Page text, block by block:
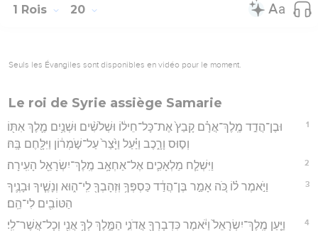
1 Rois 20
Seuls les Évangiles sont disponibles en vidéo pour le moment.
Le roi de Syrie assiège Samarie
1
וּבֶן־הֲדַ֣ד מֶֽלֶךְ־אֲרָ֗ם קָבַץ֙ אֶת־כָּל־חֵיל֔וֹ וּשְׁלֹשִׁ֨ים וּשְׁנַ֥יִם מֶ֛לֶךְ אִתּ֖וֹ
וְס֣וּס וָרָ֑כֶב וַיַּ֗עַל וַיָּ֙צַר֙ עַל־שֹׁ֣מְר֔וֹן וַיִּלָּ֖חֶם בָּֽהּ׃
2 וַיִּשְׁלַ֧ח מַלְאָכִ֛ים אֶל־אַחְאָ֥ב מֶֽלֶךְ־יִשְׂרָאֵ֖ל הָעִֽירָה׃
3
וַיֹּ֣אמֶר ל֗וֹ כֹּ֚ה אָמַ֣ר בֶּן־הֲדַ֔ד כַּסְפְּךָ֥ וּֽזְהָבְךָ֖ לִֽי־ה֑וּא וְנָשֶׁ֧יךָ וּבָנֶ֛יךָ
הַטּוֹבִ֖ים לִי־הֵֽם׃
4 וַיַּ֤עַן מֶֽלֶךְ־יִשְׂרָאֵל֙ וַיֹּ֔אמֶר כִּדְבָרְךָ֖ אֲדֹנִ֣י הַמֶּ֑לֶךְ לְךָ֥ אֲנִ֖י וְכָל־אֲשֶׁר־לִֽי׃